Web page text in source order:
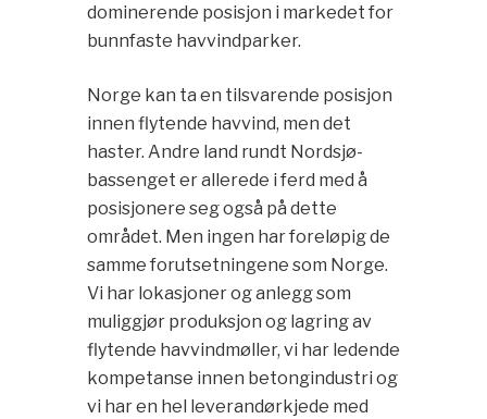
dominerende posisjon i markedet for
bunnfaste havvindparker.
Norge kan ta en tilsvarende posisjon
innen flytende havvind, men det
haster. Andre land rundt Nordsjø-
bassenget er allerede i ferd med å
posisjonere seg også på dette
området. Men ingen har foreløpig de
samme forutsetningene som Norge.
Vi har lokasjoner og anlegg som
muliggjør produksjon og lagring av
flytende havvindmøller, vi har ledende
kompetanse innen betongindustri og
vi har en hel leverandørkjede med